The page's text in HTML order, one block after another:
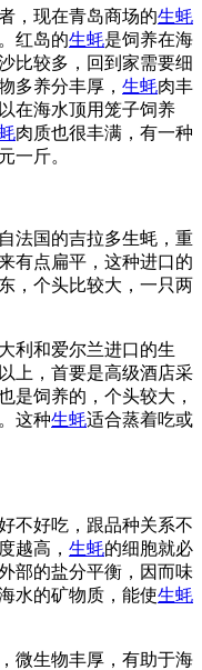
，现在青岛商场的生蚝
红岛的生蚝是饲养在海
比较多，回到家需要细
多养分丰厚， 生蚝肉丰
在海水顶用笼子饲养
肉质也很丰满，有一种
一斤。
法国的吉拉多生蚝，重
有点扁平，这种进口的
，个头比较大，一只两
利和爱尔兰进口的生
上，首要是高级酒店采
是饲养的，个头较大，
这种生蚝适合蒸着吃或
不好吃，跟品种关系不
越高， 生蚝的细胞就必
部的盐分平衡，因而味
水的矿物质，能使生蚝
微生物丰厚，有助于海